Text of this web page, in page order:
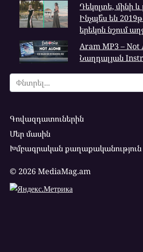
Դեկոլտե, մինի
Ինչպե՞ս են
երեկոն նշում
Aram MP3 –
Նաղդալյան
Search
for:
Գովազդատուներին
Մեր մասին
Խմբագրական քաղաքականություն
© 2026 MediaMag.am